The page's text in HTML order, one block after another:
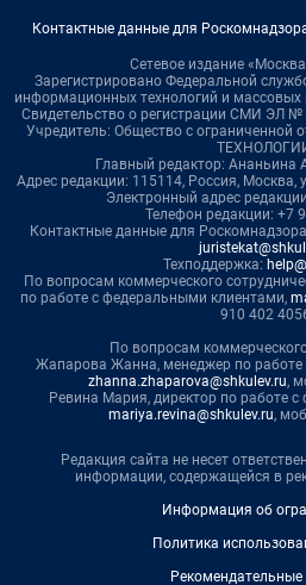
Контактные данные для
Сетевое издание
Зарегистрировано Федеральной
информационных технологий и
Свидетельство о регистрации СМИ ЭЛ
Учредитель: Общество с ограниченной
Главный редактор: Ананьина
Адрес редакции: 115114, Россия, Москва,
Электронный адрес
Телефон редакции: +7
Контактные данные для
Техподдержка:
По вопросам коммерческого
по работе с федеральными клиентами,
910 402
По вопросам
Жапарова Жанна, менеджер по
zhanna.zhaparova@shkulev.ru,
Ревина Мария, директор по работе
mariya.revina@shkulev.ru,
Редакция сайта не несет
информации, содержащейся в
Информация об
Политика